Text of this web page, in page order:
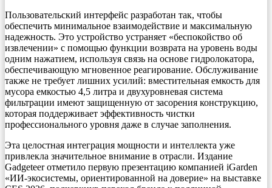
Пользовательский интерфейс разработан так, чтобы
обеспечить минимальное взаимодействие и максимальную
надежность. Это устройство устраняет «беспокойство об
извлечении» с помощью функции возврата на уровень воды
одним нажатием, используя связь на основе гидролокатора,
обеспечивающую мгновенное реагирование. Обслуживание
также не требует лишних усилий: вместительная емкость для
мусора емкостью 4,5 литра и двухуровневая система
фильтрации имеют защищенную от засорения конструкцию,
которая поддерживает эффективность чистки
профессионального уровня даже в случае заполнения.
Эта целостная интеграция мощности и интеллекта уже
привлекла значительное внимание в отрасли. Издание
Gadgeteer отметило первую презентацию компанией iGarden
«ИИ-экосистемы, ориентированной на доверие» на выставке